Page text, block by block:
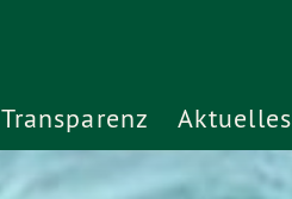
Transparenz Aktuelles